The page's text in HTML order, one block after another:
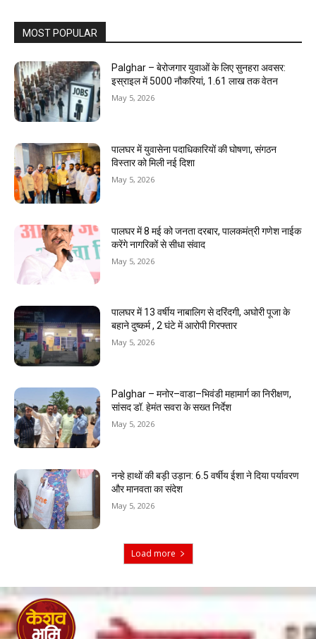
MOST POPULAR
Palghar – बेरोजगार युवाओं के लिए सुनहरा अवसर:
इस्राइल में 5000 नौकरियां, ₹1.61 लाख तक वेतन
May 5, 2026
पालघर में युवासेना पदाधिकारियों की घोषणा, संगठन
विस्तार को मिली नई दिशा
May 5, 2026
पालघर में 8 मई को जनता दरबार, पालकमंत्री गणेश नाईक
करेंगे नागरिकों से सीधा संवाद
May 5, 2026
पालघर में 13 वर्षीय नाबालिग से दरिंदगी, अघोरी पूजा के
बहाने दुष्कर्म , 2 घंटे में आरोपी गिरफ्तार
May 5, 2026
Palghar – मनोर–वाडा–भिवंडी महामार्ग का निरीक्षण,
सांसद डॉ. हेमंत सवरा के सख्त निर्देश
May 5, 2026
नन्हे हाथों की बड़ी उड़ान: 6.5 वर्षीय ईशा ने दिया पर्यावरण
और मानवता का संदेश
May 5, 2026
Load more